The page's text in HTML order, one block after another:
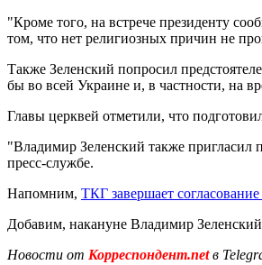
"Кроме того, на встрече президенту
том, что нет религиозных причин не
Также Зеленский попросил
бы во всей Украине и, в частности, на
Главы церквей отметили, что
"Владимир Зеленский также пригласил
пресс-службе.
Напомним, ТКГ завершает
Добавим, накануне Владимир Зеленский
Новости от Корреспондент.netв